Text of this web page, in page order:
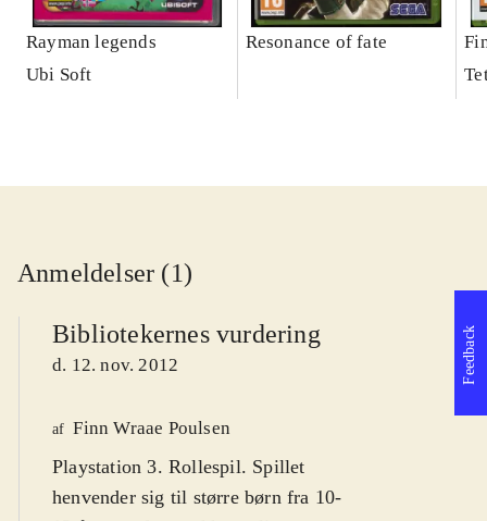
Rayman legends
Ubi Soft
Resonance of fate
Anmeldelser (1)
Bibliotekernes vurdering
d. 12. nov. 2012
af Finn Wraae Poulsen
Playstation 3. Rollespil. Spillet
henvender sig til større børn fra 10-
Feedback